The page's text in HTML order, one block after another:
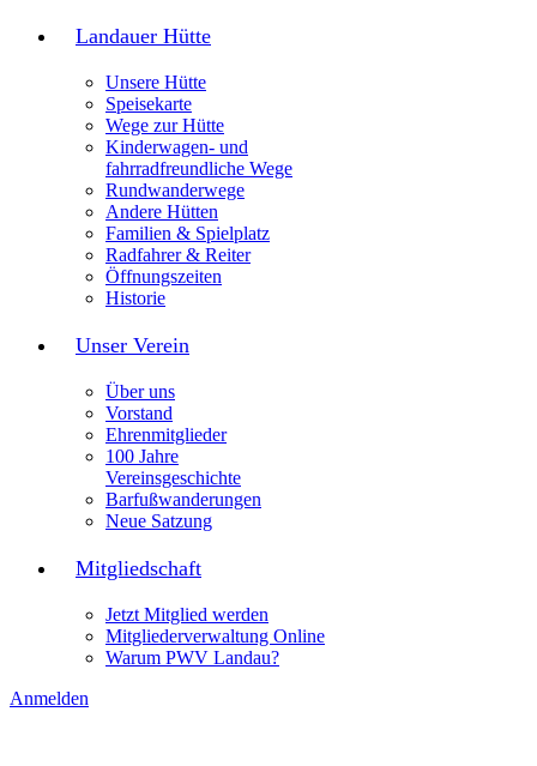
Landauer Hütte
Unsere Hütte
Speisekarte
Wege zur Hütte
Kinderwagen- und
fahrradfreundliche Wege
Rundwanderwege
Andere Hütten
Familien & Spielplatz
Radfahrer & Reiter
Öffnungszeiten
Historie
Unser Verein
Über uns
Vorstand
Ehrenmitglieder
100 Jahre
Vereinsgeschichte
Barfußwanderungen
Neue Satzung
Mitgliedschaft
Jetzt Mitglied werden
Mitgliederverwaltung Online
Warum PWV Landau?
Anmelden